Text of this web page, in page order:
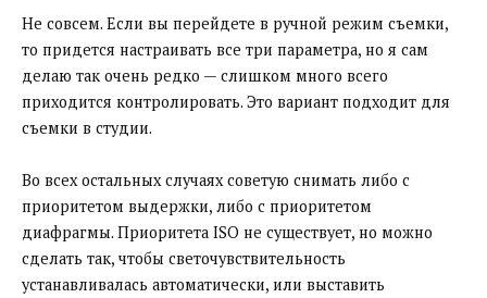
Не совсем. Если вы перейдете в ручной режим съемки,
то придется настраивать все три параметра, но я сам
делаю так очень редко — слишком много всего
приходится контролировать. Это вариант подходит для
съемки в студии.
Во всех остальных случаях советую снимать либо с
приоритетом выдержки, либо с приоритетом
диафрагмы. Приоритета ISO не существует, но можно
сделать так, чтобы светочувствительность
устанавливалась автоматически, или выставить